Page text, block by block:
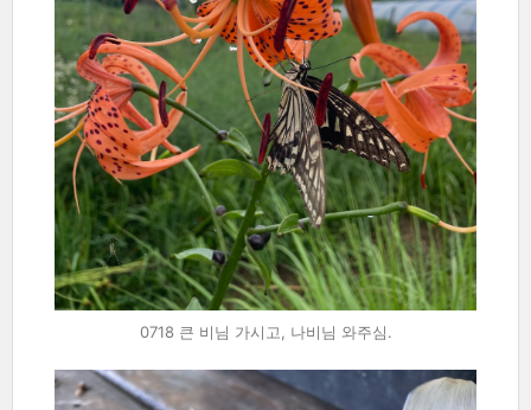
0718 큰 비님 가시고, 나비님 와주심.